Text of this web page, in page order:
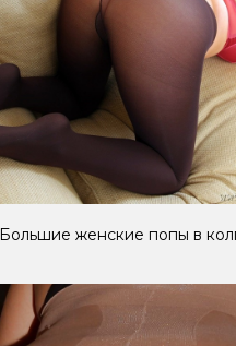
Большие женские попы в